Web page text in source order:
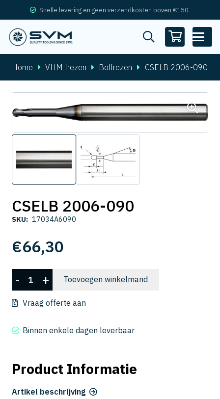
Snelle levering en geen verzendkosten boven €150.
Home VHM frezen Bolfrezen CSELB 2006-090
CSELB 2006-090
SKU: 17034A6090
€66,30
CSELB
2006-
090
- + Toevoegen winkelmand
Vraag offerte aan
Binnen enkele dagen leverbaar
Product Informatie
Artikel beschrijving